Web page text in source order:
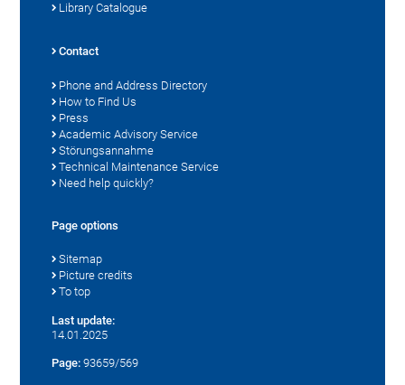
Library Catalogue
Contact
Phone and Address Directory
How to Find Us
Press
Academic Advisory Service
Störungsannahme
Technical Maintenance Service
Need help quickly?
Page options
Sitemap
Picture credits
To top
Last update:
14.01.2025
Page: 93659/569